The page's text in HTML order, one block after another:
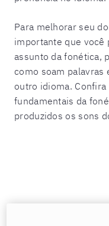
Para melhorar seu
importante que você
assunto da fonética,
como soam palavras
outro idioma.
fundamentais da
produzidos os sons